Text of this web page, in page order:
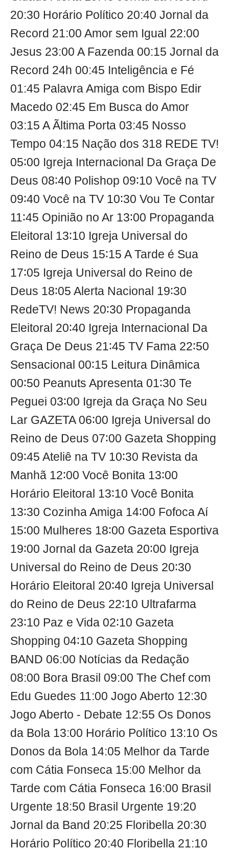
20:30 Horário Político 20:40 Jornal da
Record 21:00 Amor sem Igual 22:00
Jesus 23:00 A Fazenda 00:15 Jornal da
Record 24h 00:45 Inteligência e Fé
01:45 Palavra Amiga com Bispo Edir
Macedo 02:45 Em Busca do Amor
03:15 A Ãltima Porta 03:45 Nosso
Tempo 04:15 Nação dos 318 REDE TV!
05∶00 Igreja Internacional Da Graça De
Deus 08∶40 Polishop 09∶10 Você na TV
09∶40 Você na TV 10∶30 Vou Te Contar
11∶45 Opinião no Ar 13∶00 Propaganda
Eleitoral 13∶10 Igreja Universal do
Reino de Deus 15∶15 A Tarde é Sua
17∶05 Igreja Universal do Reino de
Deus 18∶05 Alerta Nacional 19∶30
RedeTV! News 20∶30 Propaganda
Eleitoral 20∶40 Igreja Internacional Da
Graça De Deus 21∶45 TV Fama 22∶50
Sensacional 00∶15 Leitura Dinâmica
00∶50 Peanuts Apresenta 01∶30 Te
Peguei 03∶00 Igreja da Graça No Seu
Lar GAZETA 06∶00 Igreja Universal do
Reino de Deus 07∶00 Gazeta Shopping
09∶45 Ateliê na TV 10∶30 Revista da
Manhã 12∶00 Você Bonita 13∶00
Horário Eleitoral 13∶10 Você Bonita
13∶30 Cozinha Amiga 14∶00 Fofoca Aí
15∶00 Mulheres 18∶00 Gazeta Esportiva
19∶00 Jornal da Gazeta 20∶00 Igreja
Universal do Reino de Deus 20∶30
Horário Eleitoral 20∶40 Igreja Universal
do Reino de Deus 22∶10 Ultrafarma
23∶10 Paz e Vida 02∶10 Gazeta
Shopping 04∶10 Gazeta Shopping
BAND 06:00 Notícias da Redação
08:00 Bora Brasil 09:00 The Chef com
Edu Guedes 11:00 Jogo Aberto 12:30
Jogo Aberto - Debate 12:55 Os Donos
da Bola 13:00 Horário Político 13:10 Os
Donos da Bola 14:05 Melhor da Tarde
com Cátia Fonseca 15:00 Melhor da
Tarde com Cátia Fonseca 16:00 Brasil
Urgente 18:50 Brasil Urgente 19:20
Jornal da Band 20:25 Floribella 20:30
Horário Político 20:40 Floribella 21:10